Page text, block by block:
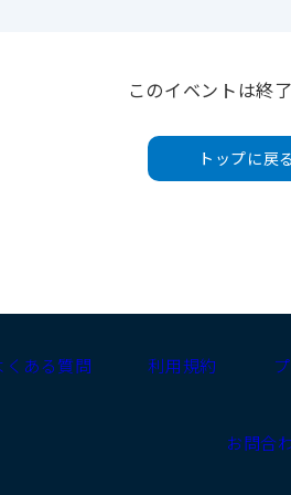
このイベントは終
トップに戻る
くある質問 利用規約
お問合